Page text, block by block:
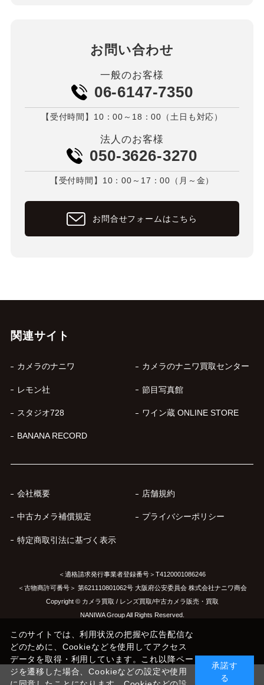
お問い合わせ
一般のお客様
06-6147-7350
【受付時間】10：00～18：00（土日も対応）
法人のお客様
050-3626-3270
【受付時間】10：00～17：00（月～金）
お問合せフォームはこちら
関連サイト
カメラのナニワ カメラのナニワ買取センター
レモン社 節目写真館
スタジオ728 ワイン蔵 ONLINE STORE
BANANA RECORD
会社概要 店舗規約
中古カメラ補償規定 プライバシーポリシー
特定商取引法に基づく表示
＜適格請求発行事業者登録番号＞T4120001086246
＜古物商許可番号＞ 第621110801062号 大阪府公安委員会 株式会社ナニワ商会
Copyright © カメラ買取 / レンズ買取/中古カメラ販売・買取
NANIWA Group All Rights Reserved.
このサイトでは、利用状況の把握や広告配信な
どのために、Cookieなどを使用してアクセス
データを取得・利用しています。これ以降ペー
ジを遷移した場合、Cookieなどの設定や使用
承諾す
る